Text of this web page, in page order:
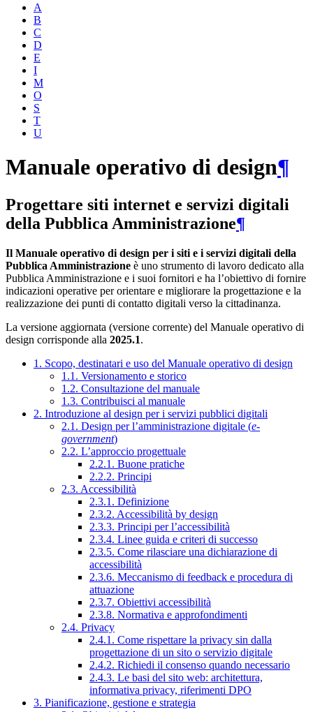
A
B
C
D
E
I
M
O
S
T
U
Manuale operativo di design¶
Progettare siti internet e servizi digitali
della Pubblica Amministrazione¶
Il Manuale operativo di design per i siti e i servizi digitali della
Pubblica Amministrazione è uno strumento di lavoro dedicato alla
Pubblica Amministrazione e i suoi fornitori e ha l’obiettivo di fornire
indicazioni operative per orientare e migliorare la progettazione e la
realizzazione dei punti di contatto digitali verso la cittadinanza.
La versione aggiornata (versione corrente) del Manuale operativo di
design corrisponde alla 2025.1.
1. Scopo, destinatari e uso del Manuale operativo di design
1.1. Versionamento e storico
1.2. Consultazione del manuale
1.3. Contribuisci al manuale
2. Introduzione al design per i servizi pubblici digitali
2.1. Design per l’amministrazione digitale (e-
government)
2.2. L’approccio progettuale
2.2.1. Buone pratiche
2.2.2. Principi
2.3. Accessibilità
2.3.1. Definizione
2.3.2. Accessibilità by design
2.3.3. Principi per l’accessibilità
2.3.4. Linee guida e criteri di successo
2.3.5. Come rilasciare una dichiarazione di
accessibilità
2.3.6. Meccanismo di feedback e procedura di
attuazione
2.3.7. Obiettivi accessibilità
2.3.8. Normativa e approfondimenti
2.4. Privacy
2.4.1. Come rispettare la privacy sin dalla
progettazione di un sito o servizio digitale
2.4.2. Richiedi il consenso quando necessario
2.4.3. Le basi del sito web: architettura,
informativa privacy, riferimenti DPO
3. Pianificazione, gestione e strategia